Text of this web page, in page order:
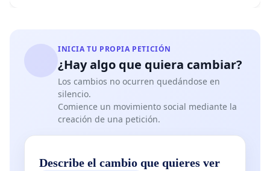
INICIA TU PROPIA PETICIÓN
¿Hay algo que quiera cambiar?
Los cambios no ocurren quedándose en
silencio.
Comience un movimiento social mediante la
creación de una petición.
Describe el cambio que quieres ver